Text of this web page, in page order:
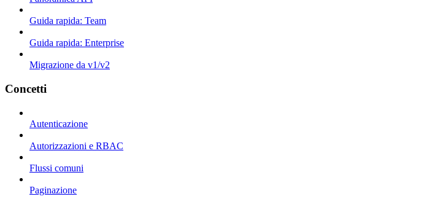
Guida rapida: Team
Guida rapida: Enterprise
Migrazione da v1/v2
Concetti
Autenticazione
Autorizzazioni e RBAC
Flussi comuni
Paginazione